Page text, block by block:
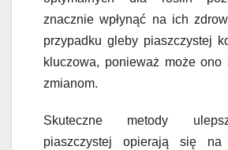
znacznie wpłynąć na ich
przypadku gleby piaszczystej
kluczowa, ponieważ może ono
zmianom.
Skuteczne metody
piaszczystej opierają się na